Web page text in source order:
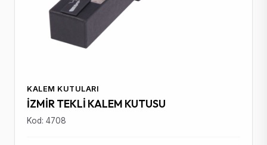
KALEM KUTULARI
İZMİR TEKLİ KALEM KUTUSU
Kod: 4708